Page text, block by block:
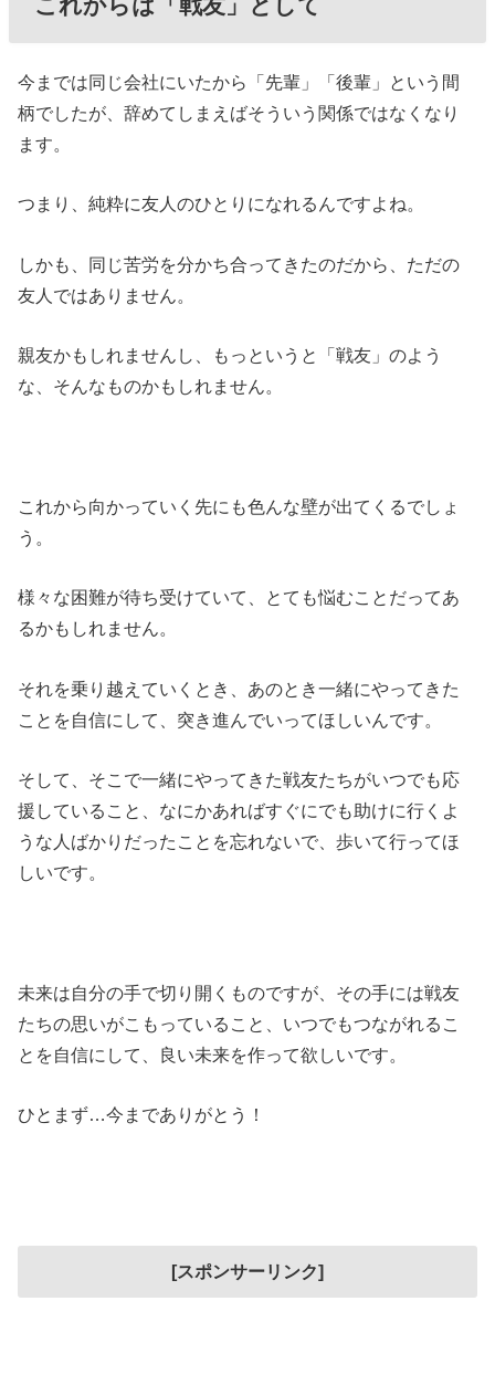
今までは同じ会社にいたから「先輩」「後輩」という間
柄でしたが、辞めてしまえばそういう関係ではなくなり
ます。
つまり、純粋に友人のひとりになれるんですよね。
しかも、同じ苦労を分かち合ってきたのだから、ただの
友人ではありません。
親友かもしれませんし、もっというと「戦友」のよう
な、そんなものかもしれません。
これから向かっていく先にも色んな壁が出てくるでしょ
う。
様々な困難が待ち受けていて、とても悩むことだってあ
るかもしれません。
それを乗り越えていくとき、あのとき一緒にやってきた
ことを自信にして、突き進んでいってほしいんです。
そして、そこで一緒にやってきた戦友たちがいつでも応
援していること、なにかあればすぐにでも助けに行くよ
うな人ばかりだったことを忘れないで、歩いて行ってほ
しいです。
未来は自分の手で切り開くものですが、その手には戦友
たちの思いがこもっていること、いつでもつながれるこ
とを自信にして、良い未来を作って欲しいです。
ひとまず…今までありがとう！
[スポンサーリンク]